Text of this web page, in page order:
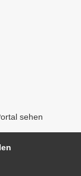
sehen